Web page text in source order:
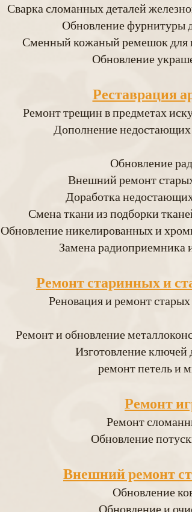
Сварка сломанных деталей
Обновление фурнитуры
Сменный кожаный ремешок
Обновление
Реставрация
Ремонт трещин в предметах
Дополнение недостающих
Обновление
Внешний ремонт
Доработка
Смена ткани из подборки
Обновление никелированных и
Замена радиоприемника
Ремонт старинных и
Реновация и ремонт
Ремонт и обновление
Изготовление ключей
ремонт петель и
Ремонт
Ремонт
Обновление
Внешний ремонт
Обновление